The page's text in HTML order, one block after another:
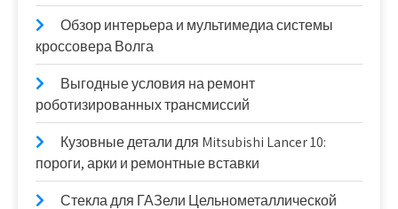
Обзор интерьера и мультимедиа системы
кроссовера Волга
Выгодные условия на ремонт
роботизированных трансмиссий
Кузовные детали для Mitsubishi Lancer 10:
пороги, арки и ремонтные вставки
Стекла для ГАЗели Цельнометаллической